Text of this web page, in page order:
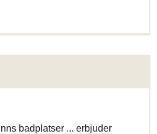
badplatser ... erbjuder